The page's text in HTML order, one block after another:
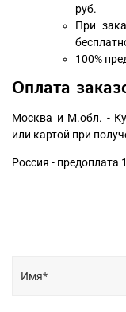
руб.
При
100%
Оплата
Москва и М.обл. -
или картой при
Россия - предоплата